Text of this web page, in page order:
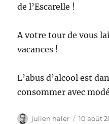
de l’Escarelle !
A votre tour de vous
vacances !
L’abus d’alcool est
consommer avec
Auteur
julien haler
Publié
10 août